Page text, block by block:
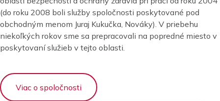
(do roku 2008 boli služby spoločnosti poskytované pod
obchodným menom Juraj Kukučka, Nováky). V priebehu
niekoľkých rokov sme sa prepracovali na popredné miesto v
poskytovaní služieb v tejto oblasti.
Viac o spoločnosti